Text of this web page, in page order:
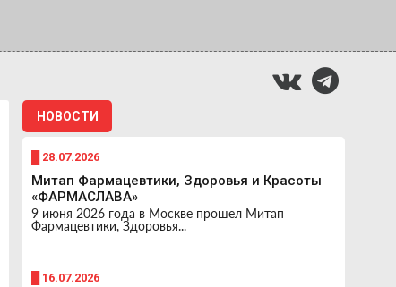
НОВОСТИ
█ 28.07.2026
Митап Фармацевтики, Здоровья и Красоты
«ФАРМАСЛАВА»
9 июня 2026 года в Москве прошел Митап
Фармацевтики, Здоровья...
█ 16.07.2026